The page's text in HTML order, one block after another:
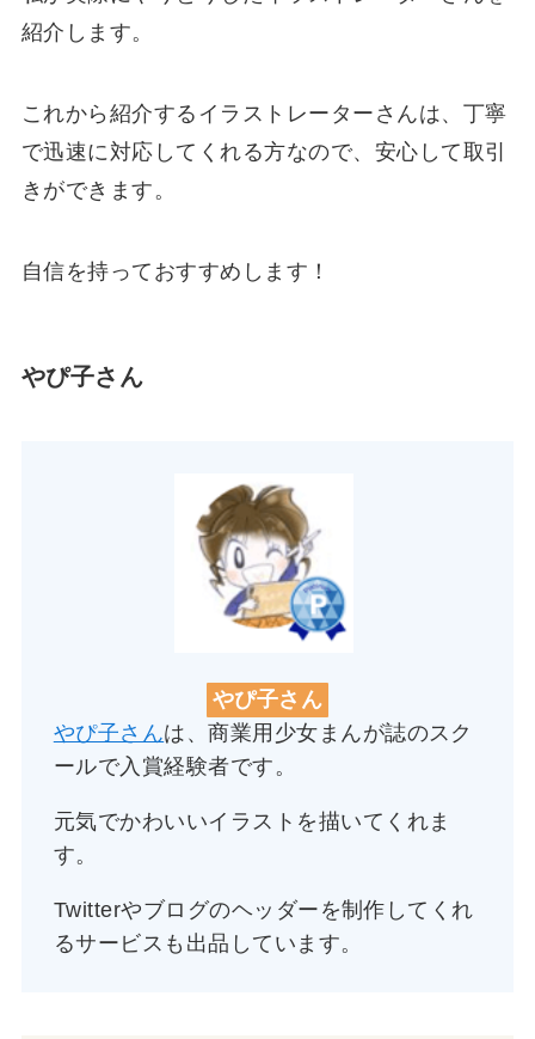
紹介します。
これから紹介するイラストレーターさんは、丁寧
で迅速に対応してくれる方なので、安心して取引
きができます。
自信を持っておすすめします！
やぴ子さん
やぴ子さん
やぴ子さんは、商業用少女まんが誌のスク
ールで入賞経験者です。
元気でかわいいイラストを描いてくれま
す。
Twitterやブログのヘッダーを制作してくれ
るサービスも出品しています。